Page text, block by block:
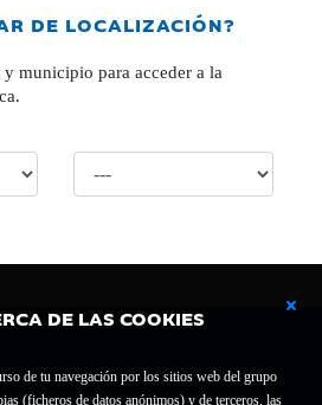
DE LAS COOKIES
de tu navegación por los sitios web del grupo
(ficheros de datos anónimos) y de terceros, las
DE LOCALIZACIÓN?
municipio para acceder a la